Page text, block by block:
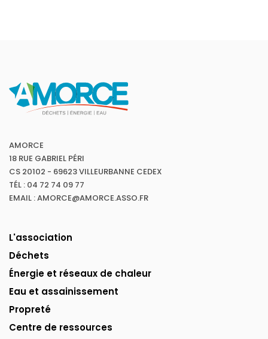
AMORCE
18 RUE GABRIEL PÉRI
CS 20102 - 69623 VILLEURBANNE CEDEX
TÉL : 04 72 74 09 77
EMAIL : AMORCE@AMORCE.ASSO.FR
L'association
Déchets
Énergie et réseaux de chaleur
Eau et assainissement
Propreté
Centre de ressources